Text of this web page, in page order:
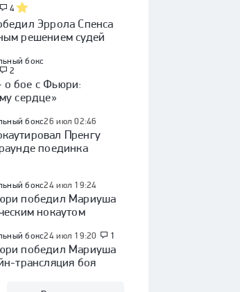
4
Эррола Спенса
решением судей
бокс
2
бое с Фьюри:
сердце»
бокс26 июл 02:46
Пренгу
поединка
бокс24 июл 19:24
победил Мариуша
нокаутом
бокс24 июл 19:20 1
победил Мариуша
трансляция боя